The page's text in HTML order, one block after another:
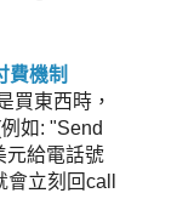
費機制
買東西時，
如: "Send
元給電話號
立刻回call